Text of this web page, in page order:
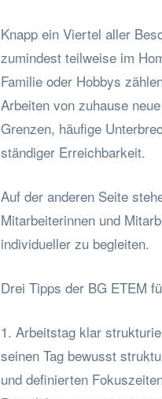
Knapp ein Viertel aller
zumindest teilweise im
Familie oder Hobbys
Arbeiten von zuhause
Grenzen, häufige
ständiger Erreichbarkeit.
Auf der anderen Seite
Mitarbeiterinnen und
individueller zu begleiten.
Drei Tipps der BG ETEM
1. Arbeitstag klar
seinen Tag bewusst
und definierten